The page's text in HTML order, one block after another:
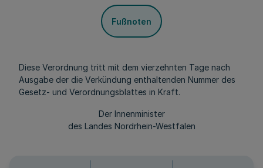
Fußnoten
Diese Verordnung tritt mit dem vierzehnten Tage nach
Ausgabe der die Verkündung enthaltenden Nummer des
Gesetz- und Verordnungsblattes in Kraft.
Der Innenminister
des Landes Nordrhein-Westfalen